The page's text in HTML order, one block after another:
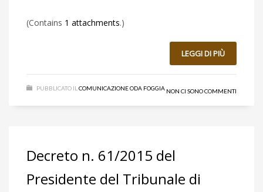
(Contains 1 attachments.)
LEGGI DI PIÙ
PUBBLICATO IL COMUNICAZIONE ODA FOGGIA NON CI SONO COMMENTI
Decreto n. 61/2015 del
Presidente del Tribunale di